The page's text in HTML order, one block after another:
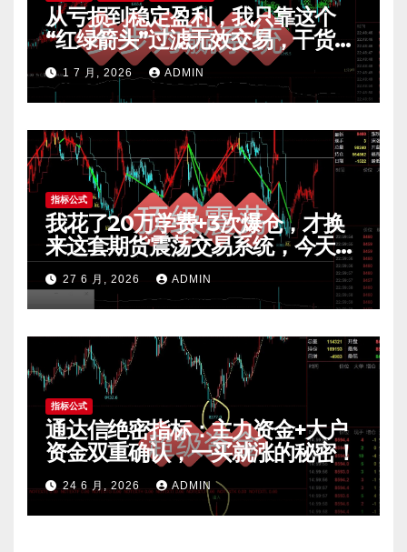
从亏损到稳定盈利，我只靠这个
“红绿箭头”过滤无效交易，干货全
公开 mt4指标
1 7 月, 2026 ADMIN
指标公式
我花了20万学费+3次爆仓，才换
来这套期货震荡交易系统，今天免
费公开核心逻辑
27 6 月, 2026 ADMIN
指标公式
通达信绝密指标：主力资金+大户
资金双重确认，一买就涨的秘密！
24 6 月, 2026 ADMIN